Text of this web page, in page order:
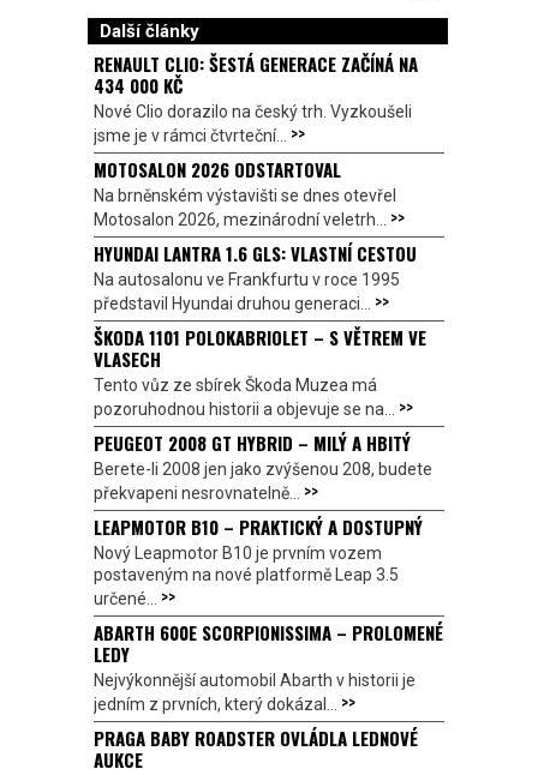
Další články
RENAULT CLIO: ŠESTÁ GENERACE ZAČÍNÁ NA
434 000 KČ
Nové Clio dorazilo na český trh. Vyzkoušeli
jsme je v rámci čtvrteční... >>
MOTOSALON 2026 ODSTARTOVAL
Na brněnském výstavišti se dnes otevřel
Motosalon 2026, mezinárodní veletrh... >>
HYUNDAI LANTRA 1.6 GLS: VLASTNÍ CESTOU
Na autosalonu ve Frankfurtu v roce 1995
představil Hyundai druhou generaci... >>
ŠKODA 1101 POLOKABRIOLET – S VĚTREM VE
VLASECH
Tento vůz ze sbírek Škoda Muzea má
pozoruhodnou historii a objevuje se na... >>
PEUGEOT 2008 GT HYBRID – MILÝ A HBITÝ
Berete-li 2008 jen jako zvýšenou 208, budete
překvapeni nesrovnatelně... >>
LEAPMOTOR B10 – PRAKTICKÝ A DOSTUPNÝ
Nový Leapmotor B10 je prvním vozem
postaveným na nové platformě Leap 3.5
určené... >>
ABARTH 600E SCORPIONISSIMA – PROLOMENÉ
LEDY
Nejvýkonnější automobil Abarth v historii je
jedním z prvních, který dokázal... >>
PRAGA BABY ROADSTER OVLÁDLA LEDNOVÉ
AUKCE